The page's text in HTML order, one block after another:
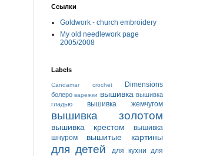
Ссылки
Goldwork - church embroidery
My old needlework page
2005/2008
Labels
Candamar crochet Dimensions
болеро варежки вышивка вышивка
гладью
вышивка жемчугом
вышивка золотом
вышивка крестом
вышивка
шнуром
вышитые картины
для детей для кухни для